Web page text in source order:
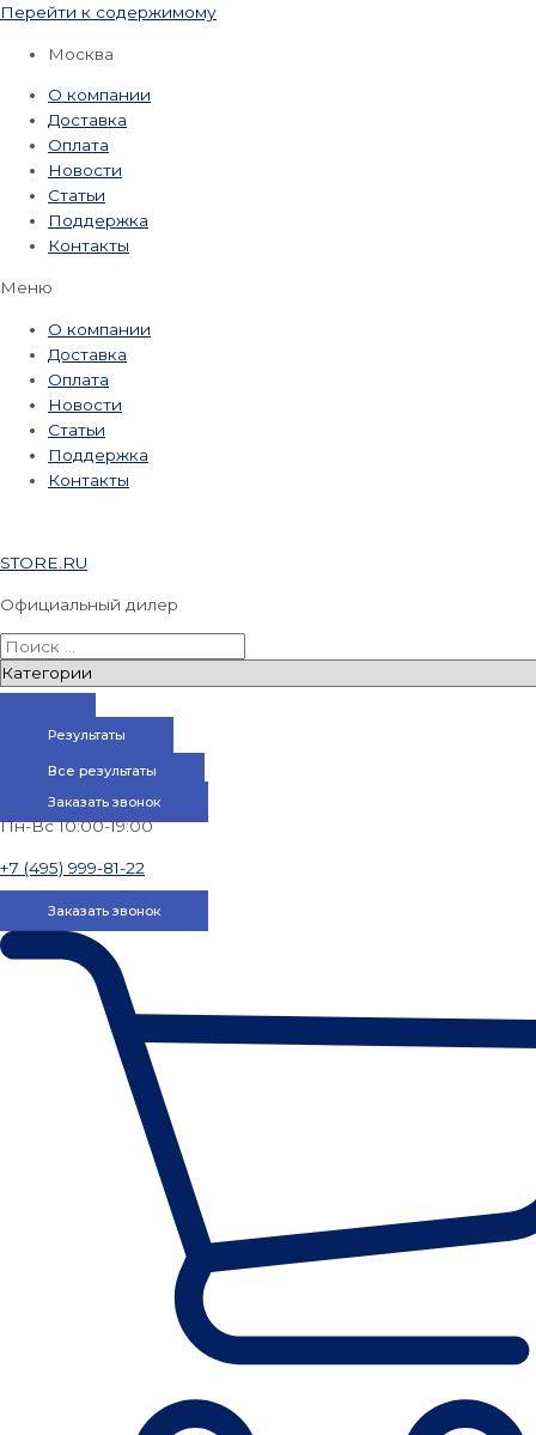
Перейти к содержимому
Москва
О компании
Доставка
Оплата
Новости
Статьи
Поддержка
Контакты
Меню
О компании
Доставка
Оплата
Новости
Статьи
Поддержка
Контакты
STORE.RU
Официальный дилер
Результаты
Все результаты
Заказать звонок
Пн-Вс 10:00-19:00
+7 (495) 999-81-22
Заказать звонок